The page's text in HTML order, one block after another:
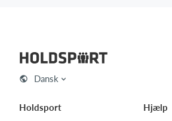
Dansk
Holdsport
Hjælp